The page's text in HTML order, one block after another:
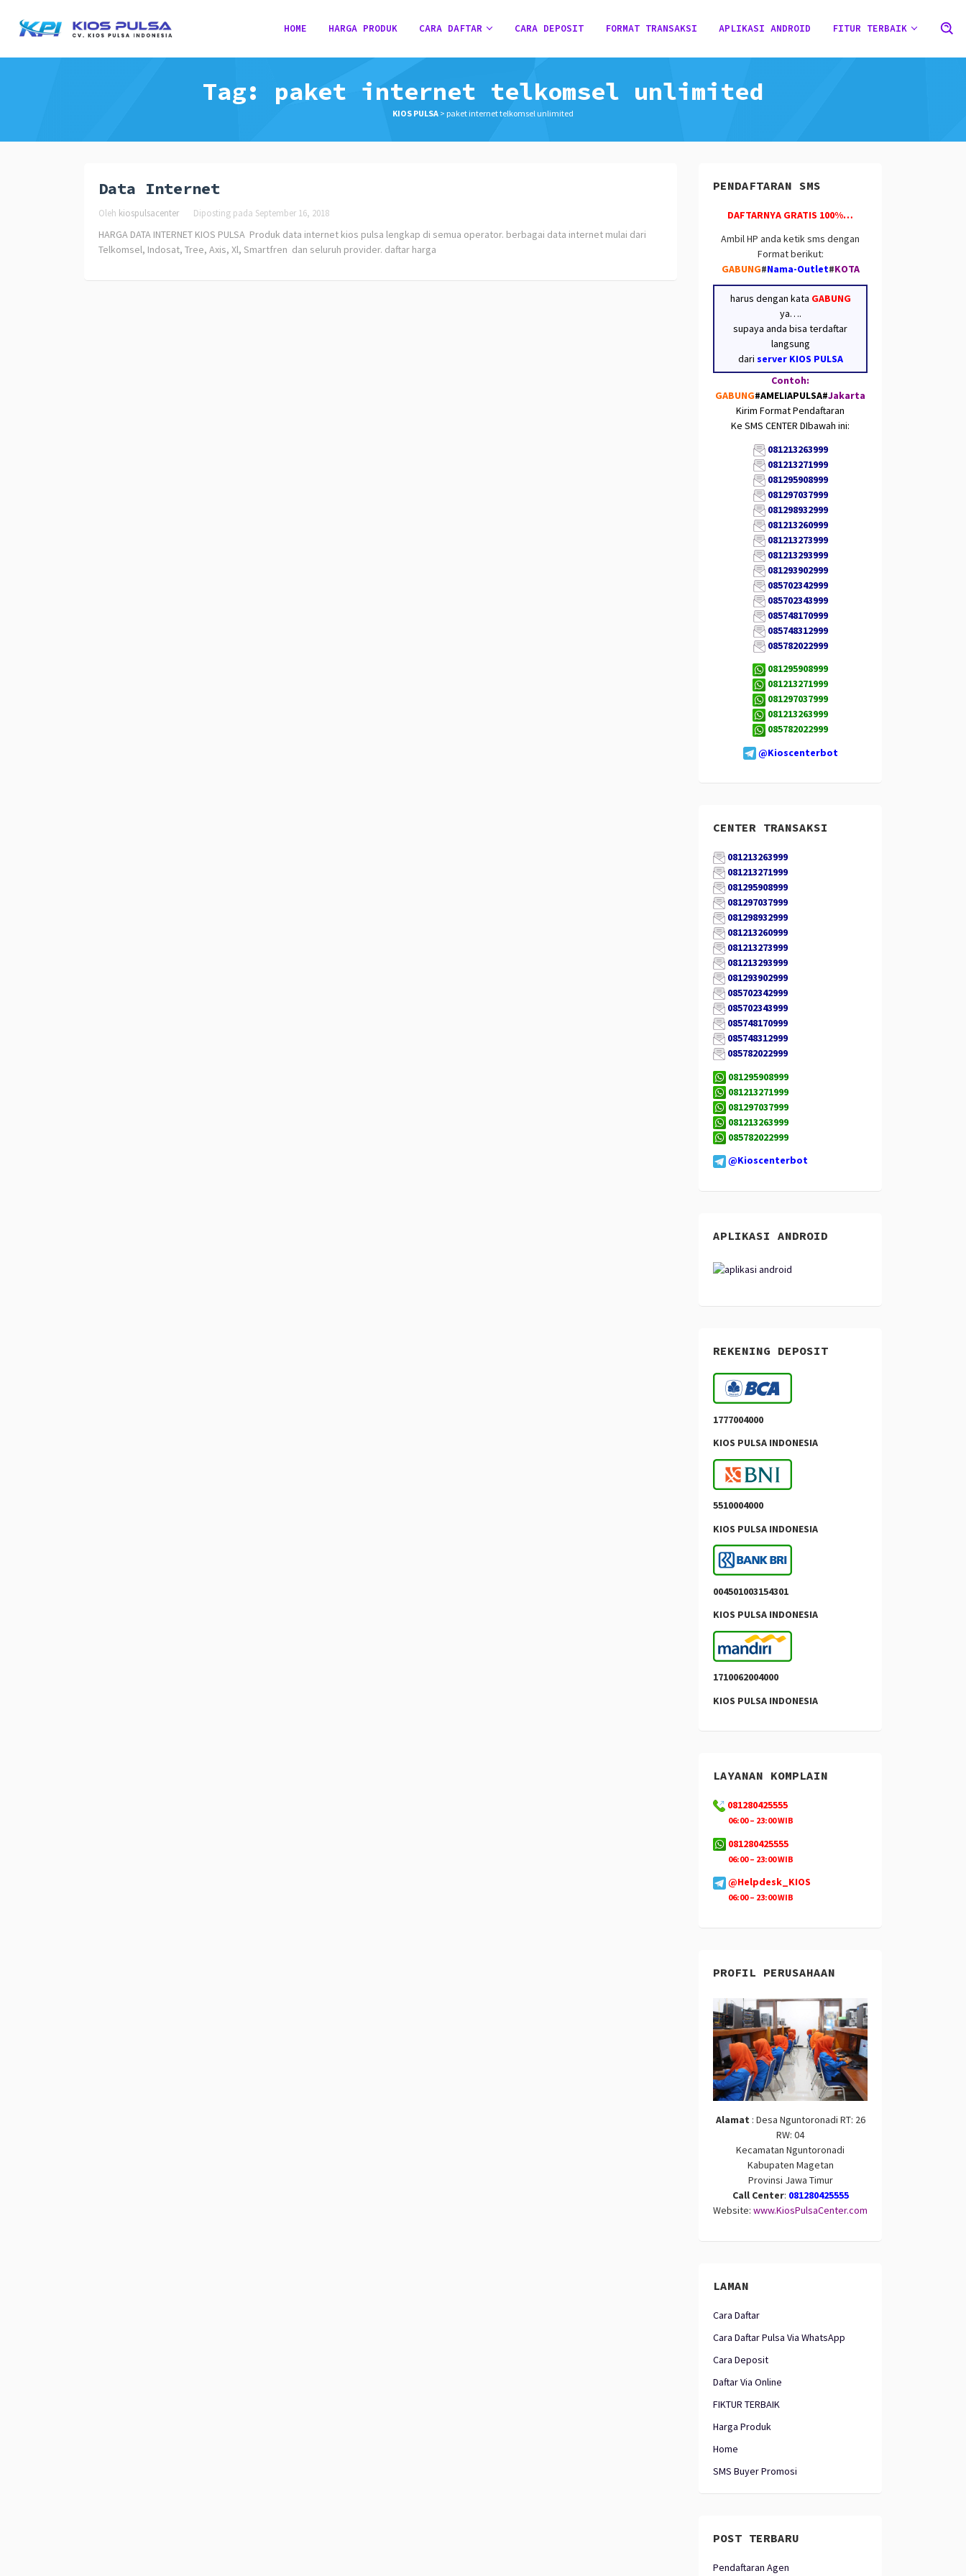
HOME HARGA PRODUK CARA DAFTAR CARA DEPOSIT FORMAT TRANSAKSI APLIKASI ANDROID FITUR TERBAIK
Tag: paket internet telkomsel unlimited
KIOS PULSA > paket internet telkomsel unlimited
Data Internet
Oleh kiospulsacenter Diposting pada September 16, 2018
HARGA DATA INTERNET KIOS PULSA Produk data internet kios pulsa lengkap di semua operator. berbagai data internet mulai dari
Telkomsel, Indosat, Tree, Axis, Xl, Smartfren dan seluruh provider. daftar harga
PENDAFTARAN SMS
DAFTARNYA GRATIS 100%…
Ambil HP anda ketik sms dengan
Format berikut:
GABUNG#Nama-Outlet#KOTA
harus dengan kata GABUNG
ya….
supaya anda bisa terdaftar
langsung
dari server KIOS PULSA
Contoh:
GABUNG#AMELIAPULSA#Jakarta
Kirim Format Pendaftaran
Ke SMS CENTER DIbawah ini:
081213263999
081213271999
081295908999
081297037999
081298932999
081213260999
081213273999
081213293999
081293902999
085702342999
085702343999
085748170999
085748312999
085782022999
081295908999
081213271999
081297037999
081213263999
085782022999
@Kioscenterbot
CENTER TRANSAKSI
081213263999
081213271999
081295908999
081297037999
081298932999
081213260999
081213273999
081213293999
081293902999
085702342999
085702343999
085748170999
085748312999
085782022999
081295908999
081213271999
081297037999
081213263999
085782022999
@Kioscenterbot
APLIKASI ANDROID
REKENING DEPOSIT
1777004000
KIOS PULSA INDONESIA
5510004000
KIOS PULSA INDONESIA
004501003154301
KIOS PULSA INDONESIA
1710062004000
KIOS PULSA INDONESIA
LAYANAN KOMPLAIN
081280425555
06:00 – 23:00 WIB
081280425555
06:00 – 23:00 WIB
@Helpdesk_KIOS
06:00 – 23:00 WIB
PROFIL PERUSAHAAN
Alamat : Desa Nguntoronadi RT: 26
RW: 04
Kecamatan Nguntoronadi
Kabupaten Magetan
Provinsi Jawa Timur
Call Center: 081280425555
Website: www.KiosPulsaCenter.com
LAMAN
Cara Daftar
Cara Daftar Pulsa Via WhatsApp
Cara Deposit
Daftar Via Online
FIKTUR TERBAIK
Harga Produk
Home
SMS Buyer Promosi
POST TERBARU
Pendaftaran Agen